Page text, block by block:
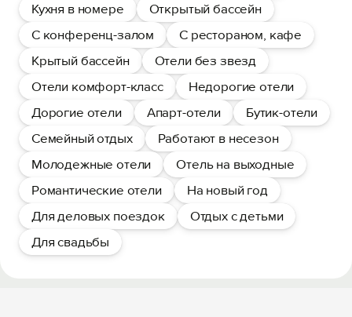
Кухня в номере
Открытый бассейн
С конференц-залом
С рестораном, кафе
Крытый бассейн
Отели без звезд
Отели комфорт-класс
Недорогие отели
Дорогие отели
Апарт-отели
Бутик-отели
Семейный отдых
Работают в несезон
Молодежные отели
Отель на выходные
Романтические отели
На новый год
Для деловых поездок
Отдых с детьми
Для свадьбы